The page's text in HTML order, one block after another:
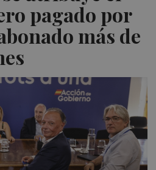
pagado por
más de